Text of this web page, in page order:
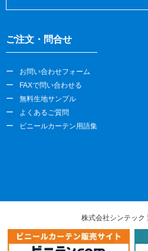
ご注文・問合せ
お問い合わせフォーム
FAXで問い合わせる
無料生地サンプル
よくあるご質問
ビニールカーテン用語集
株式会社シンテック